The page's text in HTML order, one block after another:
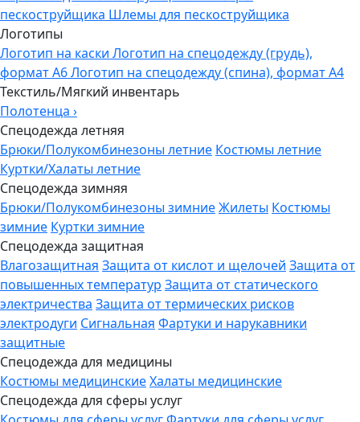
пескоструйщика Шлемы для пескоструйщика
Логотипы
Логотип на каски Логотип на спецодежду (грудь),
формат А6Логотип на спецодежду (спина), формат А4
Текстиль/Мягкий инвентарь
Полотенца ›
Спецодежда летняя
Брюки/Полукомбинезоны летние Костюмы летние
Куртки/Халаты летние
Спецодежда зимняя
Брюки/Полукомбинезоны зимниеЖилеты Костюмы
зимние Куртки зимние
Спецодежда защитная
Влагозащитная Защита от кислот и щелочей Защита от
повышенных температур Защита от статического
электричества Защита от термических рисков
электродуги Сигнальная Фартуки и нарукавники
защитные
Спецодежда для медицины
Костюмы медицинскиеХалаты медицинские
Спецодежда для сферы услуг